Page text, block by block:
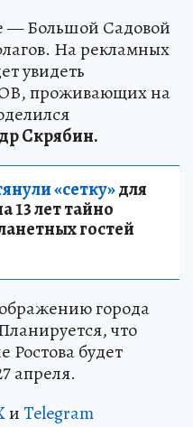
— Большой Садовой
На рекламных
увидеть
проживающих на
Скрябин.
«сетку»для
13 лет тайно
гостей
города
что
будет
апреля.
иTelegram